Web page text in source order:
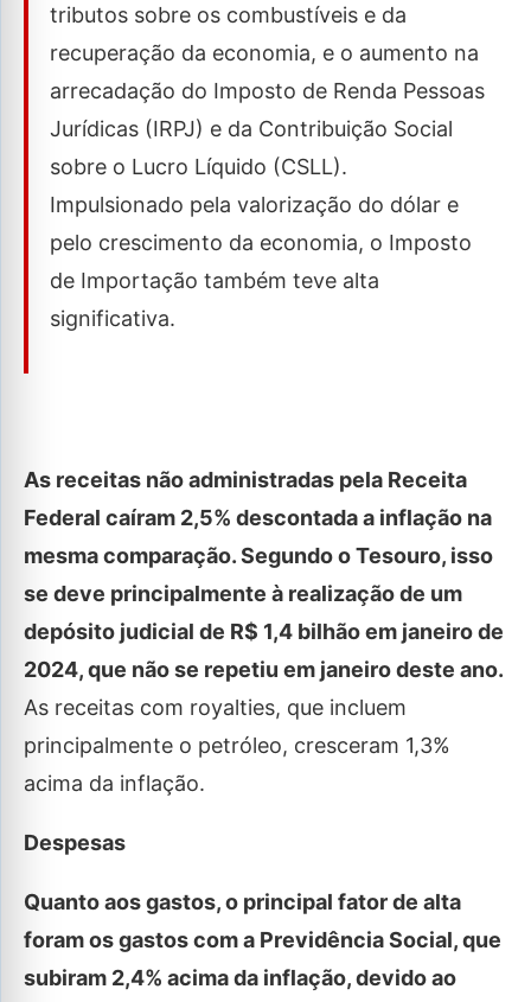
tributos sobre os combustíveis e da
recuperação da economia, e o aumento na
arrecadação do Imposto de Renda Pessoas
Jurídicas (IRPJ) e da Contribuição Social
sobre o Lucro Líquido (CSLL).
Impulsionado pela valorização do dólar e
pelo crescimento da economia, o Imposto
de Importação também teve alta
significativa.
As receitas não administradas pela Receita
Federal caíram 2,5% descontada a inflação na
mesma comparação. Segundo o Tesouro, isso
se deve principalmente à realização de um
depósito judicial de R$ 1,4 bilhão em janeiro de
2024, que não se repetiu em janeiro deste ano.
As receitas com royalties, que incluem
principalmente o petróleo, cresceram 1,3%
acima da inflação.
Despesas
Quanto aos gastos, o principal fator de alta
foram os gastos com a Previdência Social, que
subiram 2,4% acima da inflação, devido ao